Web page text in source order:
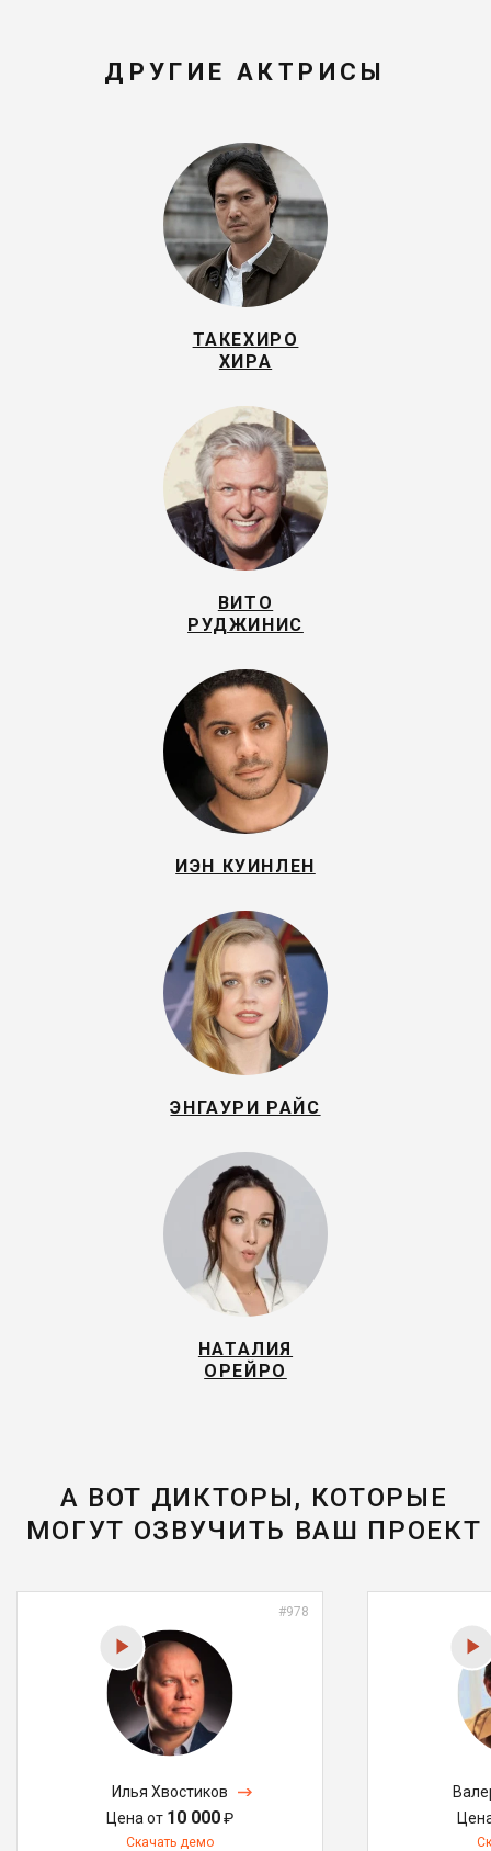
ДРУГИЕ АКТРИСЫ
ТАКЕХИРО
ХИРА
ВИТО
РУДЖИНИС
ИЭН КУИНЛЕН
ЭНГАУРИ РАЙС
НАТАЛИЯ
ОРЕЙРО
А ВОТ ДИКТОРЫ, КОТОРЫЕ
МОГУТ ОЗВУЧИТЬ ВАШ ПРОЕКТ
#978
Илья Хвостиков
Цена от 10 000₽
Скачать демо